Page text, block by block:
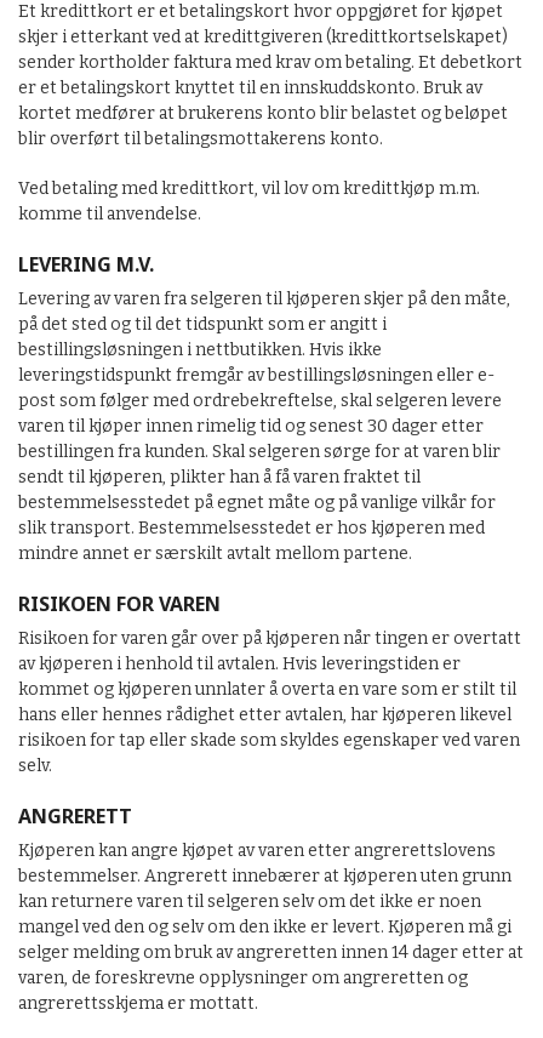
Et kredittkort er et betalingskort hvor oppgjøret for kjøpet
skjer i etterkant ved at kredittgiveren (kredittkortselskapet)
sender kortholder faktura med krav om betaling. Et debetkort
er et betalingskort knyttet til en innskuddskonto. Bruk av
kortet medfører at brukerens konto blir belastet og beløpet
blir overført til betalingsmottakerens konto.
Ved betaling med kredittkort, vil lov om kredittkjøp m.m.
komme til anvendelse.
LEVERING M.V.
Levering av varen fra selgeren til kjøperen skjer på den måte,
på det sted og til det tidspunkt som er angitt i
bestillingsløsningen i nettbutikken. Hvis ikke
leveringstidspunkt fremgår av bestillingsløsningen eller e-
post som følger med ordrebekreftelse, skal selgeren levere
varen til kjøper innen rimelig tid og senest 30 dager etter
bestillingen fra kunden. Skal selgeren sørge for at varen blir
sendt til kjøperen, plikter han å få varen fraktet til
bestemmelsesstedet på egnet måte og på vanlige vilkår for
slik transport. Bestemmelsesstedet er hos kjøperen med
mindre annet er særskilt avtalt mellom partene.
RISIKOEN FOR VAREN
Risikoen for varen går over på kjøperen når tingen er overtatt
av kjøperen i henhold til avtalen. Hvis leveringstiden er
kommet og kjøperen unnlater å overta en vare som er stilt til
hans eller hennes rådighet etter avtalen, har kjøperen likevel
risikoen for tap eller skade som skyldes egenskaper ved varen
selv.
ANGRERETT
Kjøperen kan angre kjøpet av varen etter angrerettslovens
bestemmelser. Angrerett innebærer at kjøperen uten grunn
kan returnere varen til selgeren selv om det ikke er noen
mangel ved den og selv om den ikke er levert. Kjøperen må gi
selger melding om bruk av angreretten innen 14 dager etter at
varen, de foreskrevne opplysninger om angreretten og
angrerettsskjema er mottatt.